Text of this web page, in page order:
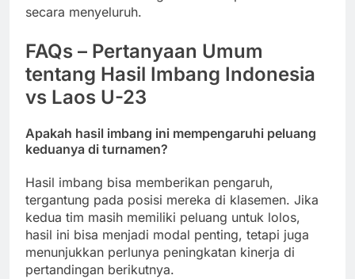
secara menyeluruh.
FAQs – Pertanyaan Umum
tentang Hasil Imbang Indonesia
vs Laos U-23
Apakah hasil imbang ini mempengaruhi peluang
keduanya di turnamen?
Hasil imbang bisa memberikan pengaruh,
tergantung pada posisi mereka di klasemen. Jika
kedua tim masih memiliki peluang untuk lolos,
hasil ini bisa menjadi modal penting, tetapi juga
menunjukkan perlunya peningkatan kinerja di
pertandingan berikutnya.